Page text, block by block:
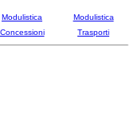
Modulistica
Concessioni
Modulistica
Trasporti